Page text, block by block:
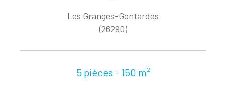
Les Granges-Gontardes
(26290)
5 pièces - 150 m²